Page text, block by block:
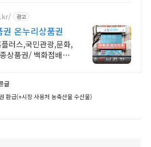
광고
온누리상품권
러스,국민관광,문화,
상품권/ 백화점배달
글
환급(+시장 사용처 농축산물 수산물)